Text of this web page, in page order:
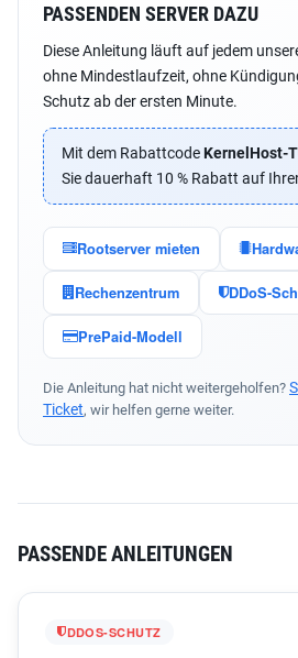
PASSENDEN SERVER DAZU
Diese Anleitung läuft auf jedem
ohne Mindestlaufzeit, ohne
Schutz ab der ersten Minute.
Mit dem RabattcodeKernelHost-
Sie dauerhaft 10 % Rabatt auf
Rootserver mieten
Rechenzentrum DDoS-
PrePaid-Modell
Die Anleitung hat nicht weitergeholfen?
Ticket, wir helfen gerne weiter.
PASSENDE ANLEITUNGEN
DDOS-SCHUTZ